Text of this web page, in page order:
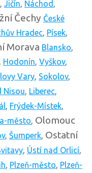
, Jičín, Náchod ,
Čechy České
Hradec, Písek,
Morava Blansko,
Hodonín, Vyškov,
Vary, Sokolov,
Nisou, Liberec,
, Frýdek-Místek,
město, Olomouc
, Šumperk, Ostatní
, Ústí nad Orlicí,
, Plzeň-město, Plzeň-